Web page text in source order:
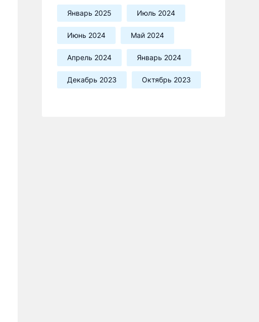
Январь 2025 Июль 2024
Июнь 2024 Май 2024
Апрель 2024 Январь 2024
Декабрь 2023 Октябрь 2023